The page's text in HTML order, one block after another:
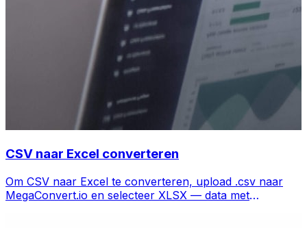
CSV naar Excel converteren
Om CSV naar Excel te converteren, upload .csv naar
MegaConvert.io en selecteer XLSX — data met